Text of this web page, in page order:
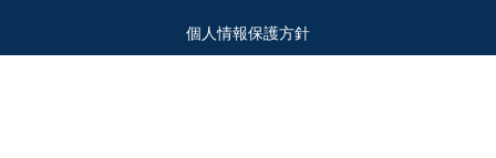
個人情報保護方針